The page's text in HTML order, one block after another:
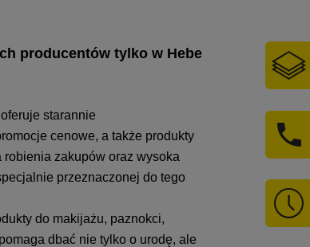
producentów tylko w Hebe
starannie
cenowe, a także produkty
robienia zakupów oraz wysoka
przeznaczonej do tego
do makijażu, paznokci,
dbać nie tylko o urodę, ale